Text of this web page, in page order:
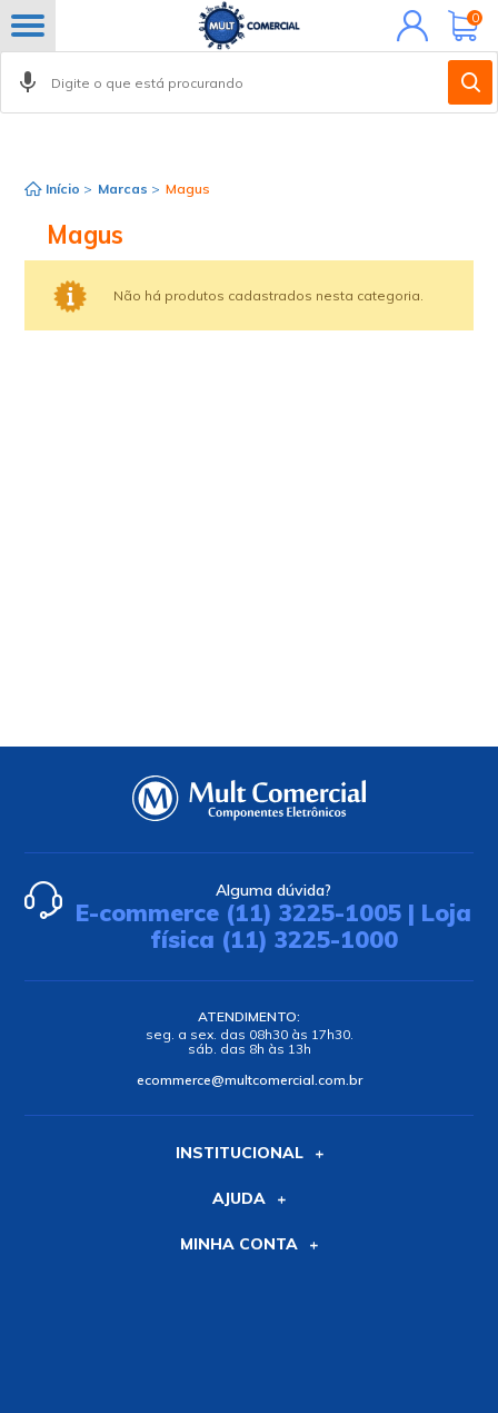
Minha
conta
0
Início > Marcas > Magus
Magus
Não há produtos cadastrados nesta categoria.
Alguma dúvida?
E-commerce (11) 3225-1005 | Loja
física (11) 3225-1000
ATENDIMENTO:
seg. a sex. das 08h30 às 17h30.
sáb. das 8h às 13h
ecommerce@multcomercial.com.br
INSTITUCIONAL
AJUDA
MINHA CONTA